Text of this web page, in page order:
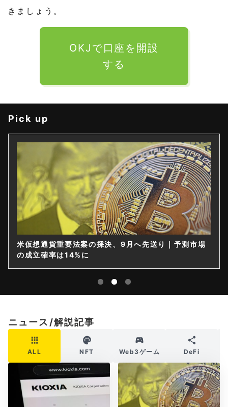
きましょう。
OKJで口座を開設
する
Pick up
米仮想通貨重要法案の採決、9月へ先送り｜予測市場
の成立確率は14%に
ニュース/解説記事
ALL NFT Web3ゲーム DeFi